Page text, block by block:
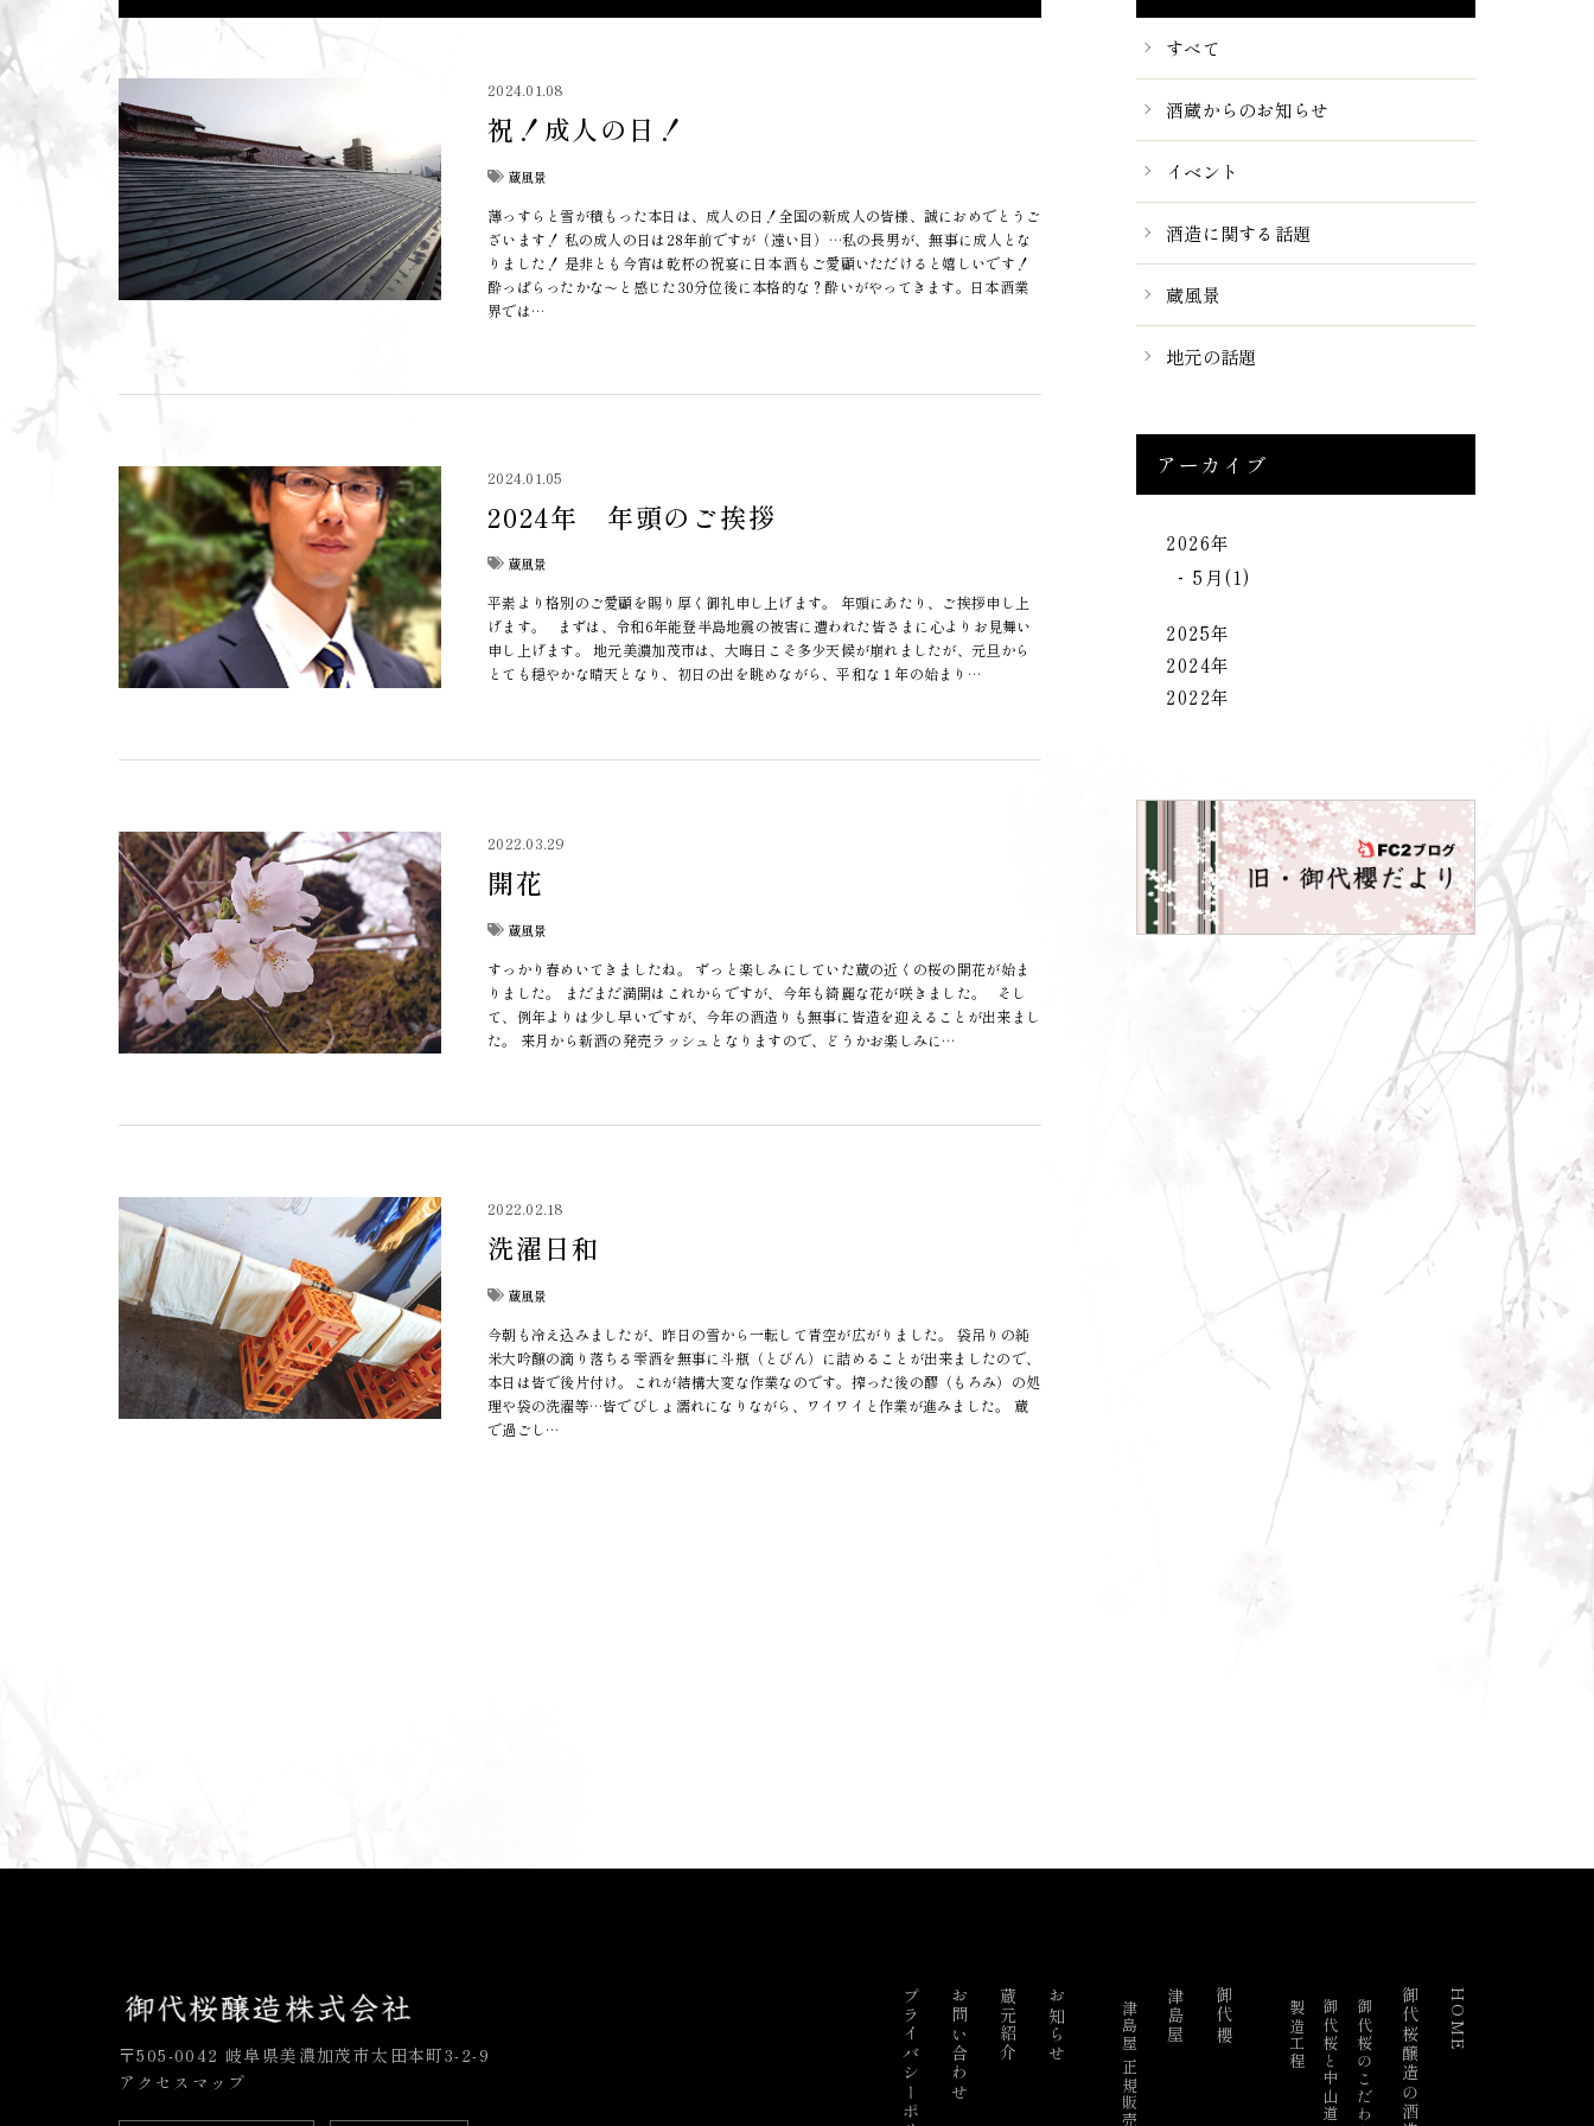
2024.01.08
祝！成人の日！
蔵風景
薄っすらと雪が積もった本日は、成人の日！全国の新成人の皆様、誠におめでとうご
ざいます！ 私の成人の日は28年前ですが（遠い目）…私の長男が、無事に成人とな
りました！ 是非とも今宵は乾杯の祝宴に日本酒もご愛顧いただけると嬉しいです！
酔っぱらったかな～と感じた30分位後に本格的な？酔いがやってきます。日本酒業
界では…
2024.01.05
2024年 年頭のご挨拶
蔵風景
平素より格別のご愛顧を賜り厚く御礼申し上げます。 年頭にあたり、ご挨拶申し上
げます。 まずは、令和6年能登半島地震の被害に遭われた皆さまに心よりお見舞い
申し上げます。 地元美濃加茂市は、大晦日こそ多少天候が崩れましたが、元旦から
とても穏やかな晴天となり、初日の出を眺めながら、平和な１年の始まり…
2022.03.29
開花
蔵風景
すっかり春めいてきましたね。 ずっと楽しみにしていた蔵の近くの桜の開花が始ま
りました。 まだまだ満開はこれからですが、今年も綺麗な花が咲きました。 そし
て、例年よりは少し早いですが、今年の酒造りも無事に皆造を迎えることが出来まし
た。 来月から新酒の発売ラッシュとなりますので、どうかお楽しみに…
2022.02.18
洗濯日和
蔵風景
今朝も冷え込みましたが、昨日の雪から一転して青空が広がりました。 袋吊りの純
米大吟醸の滴り落ちる雫酒を無事に斗瓶（とびん）に詰めることが出来ましたので、
本日は皆で後片付け。これが結構大変な作業なのです。搾った後の醪（もろみ）の処
理や袋の洗濯等…皆でびしょ濡れになりながら、ワイワイと作業が進みました。 蔵
で過ごし…
すべて
酒蔵からのお知らせ
イベント
酒造に関する話題
蔵風景
地元の話題
アーカイブ
2026年
5月(1)
2025年
2024年
2022年
〒505-0042 岐阜県美濃加茂市太田本町3-2-9
アクセスマップ
HOME
御代桜醸造の酒造り
御代桜のこだわり
御代桜と中山道太田宿
製造工程
御代櫻
津島屋
津島屋 正規販売店
お知らせ
蔵元紹介
お問い合わせ
プライバシーポリシー